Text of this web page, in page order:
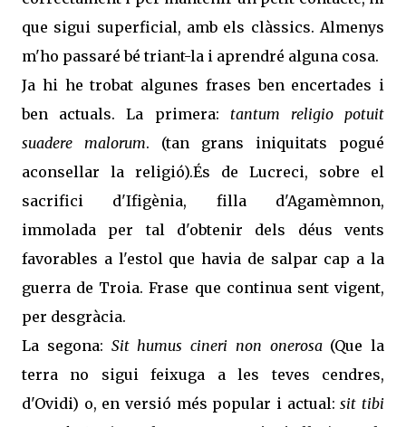
que sigui superficial, amb els clàssics. Almenys
m'ho passaré bé triant-la i aprendré alguna cosa.
Ja hi he trobat algunes frases ben encertades i
ben actuals. La primera: tantum religio potuit
suadere malorum. (tan grans iniquitats pogué
aconsellar la religió).És de Lucreci, sobre el
sacrifici d'Ifigènia, filla d'Agamèmnon,
immolada per tal d'obtenir dels déus vents
favorables a l'estol que havia de salpar cap a la
guerra de Troia. Frase que continua sent vigent,
per desgràcia.
La segona: Sit humus cineri non onerosa(Que la
terra no sigui feixuga a les teves cendres,
d'Ovidi) o, en versió més popular i actual:sit tibi